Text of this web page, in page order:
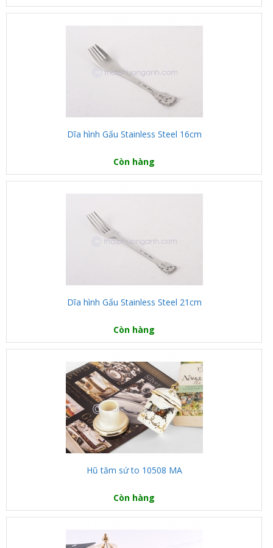
Dĩa hình Gấu Stainless Steel 16cm
Còn hàng
Dĩa hình Gấu Stainless Steel 21cm
Còn hàng
Hũ tăm sứ to 10508 MA
Còn hàng